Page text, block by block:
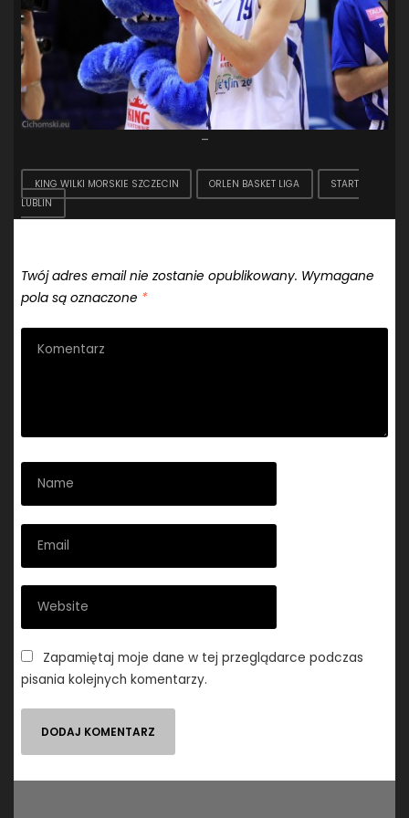
–
KING WILKI MORSKIE SZCZECIN ORLEN BASKET LIGA
START
LUBLIN
Twój adres email nie zostanie opublikowany. Wymagane
pola są oznaczone *
Zapamiętaj moje dane w tej przeglądarce podczas
pisania kolejnych komentarzy.